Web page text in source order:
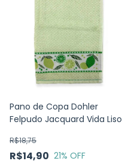
Pano de Copa Dohler
Felpudo Jacquard Vida Liso
R$14,90
R$18,75
21% OFF